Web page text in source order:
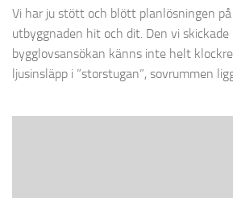
Vi har ju stött och blött planlösningen
utbyggnaden hit och dit. Den vi skickade
bygglovsansökan känns inte helt
ljusinsläpp i ”storstugan”, sovrummen